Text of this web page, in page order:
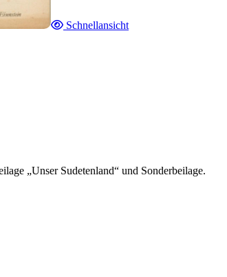
Schnellansicht
„Unser Sudetenland“ und Sonderbeilage.